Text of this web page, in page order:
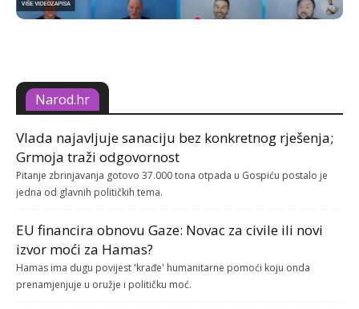
Narod.hr
Vlada najavljuje sanaciju bez konkretnog rješenja;
Grmoja traži odgovornost
Pitanje zbrinjavanja gotovo 37.000 tona otpada u Gospiću postalo je
jedna od glavnih političkih tema.
EU financira obnovu Gaze: Novac za civile ili novi
izvor moći za Hamas?
Hamas ima dugu povijest 'krađe' humanitarne pomoći koju onda
prenamjenjuje u oružje i političku moć.